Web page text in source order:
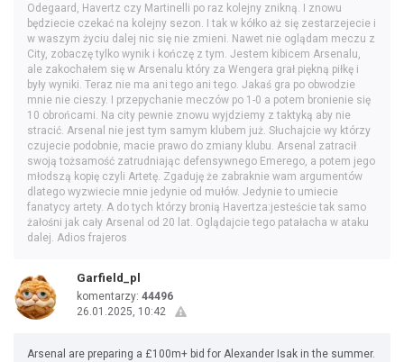
Odegaard, Havertz czy Martinelli po raz kolejny znikną. I znowu
będziecie czekać na kolejny sezon. I tak w kółko aż się zestarzejecie i
w waszym życiu dalej nic się nie zmieni. Nawet nie oglądam meczu z
City, zobaczę tylko wynik i kończę z tym. Jestem kibicem Arsenalu,
ale zakochałem się w Arsenalu który za Wengera grał piękną piłkę i
były wyniki. Teraz nie ma ani tego ani tego. Jakaś gra po obwodzie
mnie nie cieszy. I przepychanie meczów po 1-0 a potem bronienie się
10 obrońcami. Na city pewnie znowu wyjdziemy z taktyką aby nie
stracić. Arsenal nie jest tym samym klubem już. Słuchajcie wy którzy
czujecie podobnie, macie prawo do zmiany klubu. Arsenal zatracił
swoją tożsamość zatrudniając defensywnego Emerego, a potem jego
młodszą kopię czyli Artetę. Zgaduję że zabraknie wam argumentów
dlatego wyzwiecie mnie jedynie od mułów. Jedynie to umiecie
fanatycy artety. A do tych którzy bronią Havertza:jesteście tak samo
żałośni jak cały Arsenal od 20 lat. Oglądajcie tego patałacha w ataku
dalej. Adios frajeros
Garfield_pl
komentarzy: 44496
26.01.2025, 10:42
Arsenal are preparing a £100m+ bid for Alexander Isak in the summer.